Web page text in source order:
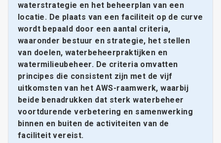
waterstrategie en het beheerplan van een
locatie. De plaats van een faciliteit op de curve
wordt bepaald door een aantal criteria,
waaronder bestuur en strategie, het stellen
van doelen, waterbeheerpraktijken en
watermilieubeheer. De criteria omvatten
principes die consistent zijn met de vijf
uitkomsten van het AWS-raamwerk, waarbij
beide benadrukken dat sterk waterbeheer
voortdurende verbetering en samenwerking
binnen en buiten de activiteiten van de
faciliteit vereist.